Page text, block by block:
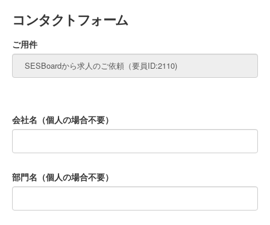
コンタクトフォーム
ご用件
会社名（個人の場合不要）
部門名（個人の場合不要）